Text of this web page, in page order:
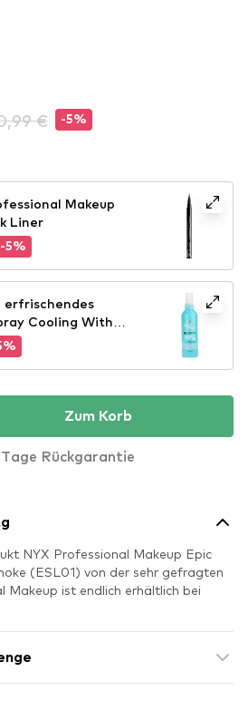
€ -5%
Makeup
Liner
-5%
erfrischendes
Cooling With
Zum Korb
Rückgarantie
NYX Professional Makeup Epic
(ESL01) von der sehr gefragten
Makeup ist endlich erhältlich bei